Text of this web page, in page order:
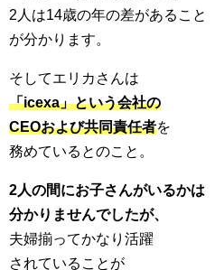
2人は14歳の年の差があること
が分かります。
そしてエリカさんは
「icexa」という会社の
CEOおよび共同責任者を
務めているとのこと。
2人の間にお子さんがいるかは
分かりませんでしたが、
夫婦揃ってかなり活躍
されていることが